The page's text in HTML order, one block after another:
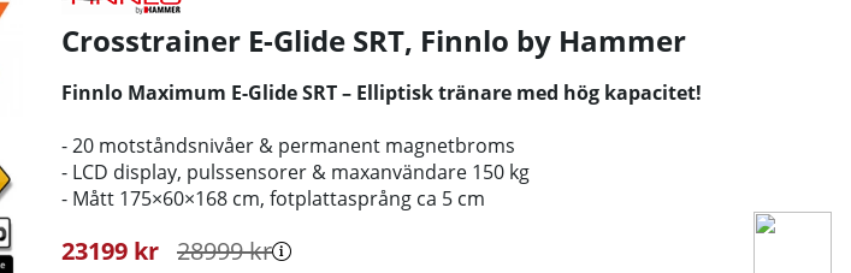
Crosstrainer E-Glide SRT, Finnlo by Hammer
Finnlo Maximum E-Glide SRT – Elliptisk tränare med hög kapacitet!
- 20 motståndsnivåer & permanent magnetbroms
- LCD display, pulssensorer & maxanvändare 150 kg
- Mått 175×60×168 cm, fotplattasprång ca 5 cm
28999kr
23199 kr